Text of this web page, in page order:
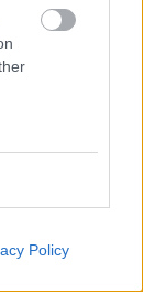
Policy
Félő, hogy ez
„beválik”
az eddigiek.
szerint
felelős
Az